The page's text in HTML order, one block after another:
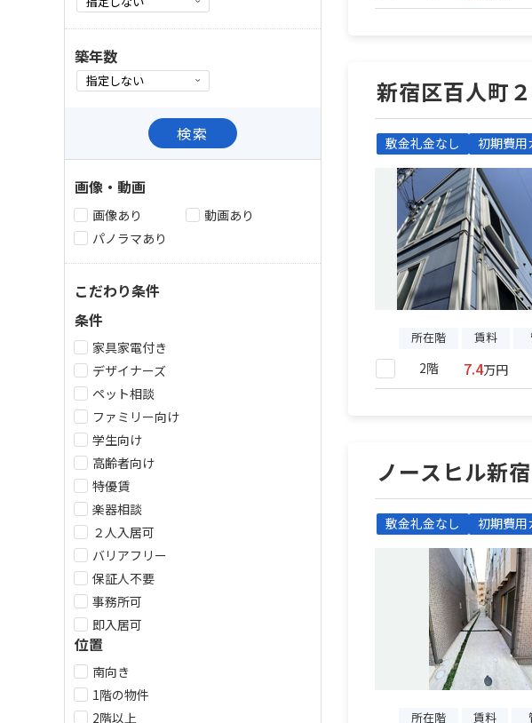
新宿区百人町
敷金礼金なし 初期費用
所在階 賃料
2階 7.4万円
ノースヒル新
敷金礼金なし 初期費用
所在階 賃料
築年数
検索
画像・動画
画像あり
動画あり
パノラマあり
こだわり条件
条件
家具家電付き
デザイナーズ
ペット相談
ファミリー向け
学生向け
高齢者向け
特優賃
楽器相談
２人入居可
バリアフリー
保証人不要
事務所可
即入居可
位置
南向き
1階の物件
2階以上